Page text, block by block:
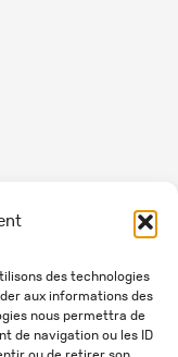
des technologies
aux informations des
nous permettra de
de navigation ou les ID